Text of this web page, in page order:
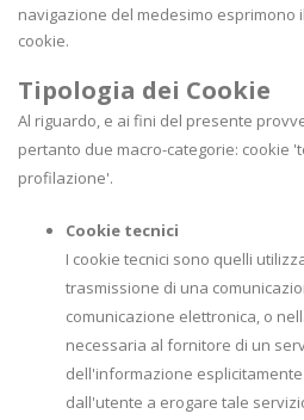
navigazione del medesimo esprimono
cookie.
Tipologia dei Cookie
Al riguardo, e ai fini del presente
pertanto due macro-categorie: cookie
profilazione'.
Cookie tecnici
I cookie tecnici sono quelli
trasmissione di una
comunicazione elettronica, o
necessaria al fornitore di un
dell'informazione
dall'utente a erogare tale